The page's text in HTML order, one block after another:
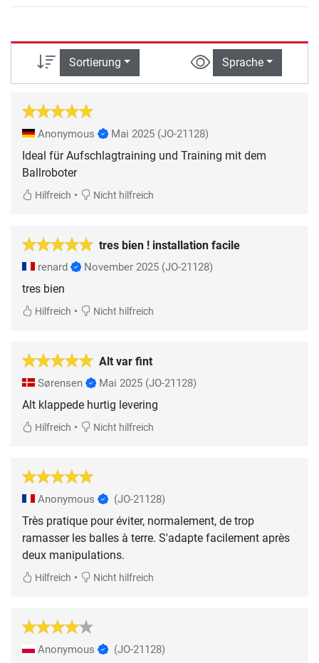
Sortierung Sprache
Anonymous Mai 2025 (JO-21128)
Ideal für Aufschlagtraining und Training mit dem
Ballroboter
Hilfreich • Nicht hilfreich
tres bien ! installation facile
renard November 2025 (JO-21128)
tres bien
Hilfreich • Nicht hilfreich
Alt var fint
Sørensen Mai 2025 (JO-21128)
Alt klappede hurtig levering
Hilfreich • Nicht hilfreich
Anonymous (JO-21128)
Très pratique pour éviter, normalement, de trop
ramasser les balles à terre. S'adapte facilement après
deux manipulations.
Hilfreich • Nicht hilfreich
Anonymous (JO-21128)